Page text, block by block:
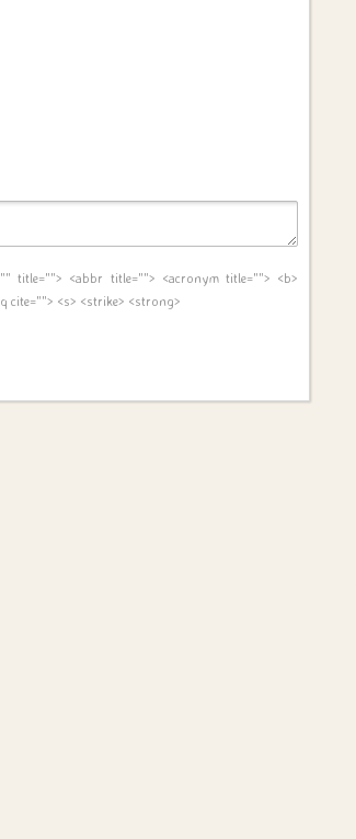
title=""> <abbr title=""> <acronym title=""> <b>
cite=""> <s> <strike> <strong>